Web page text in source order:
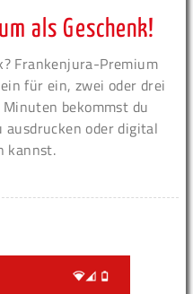
als Geschenk!
Frankenjura-Premium
für ein, zwei oder drei
bekommst du
ausdrucken oder digital
kannst.